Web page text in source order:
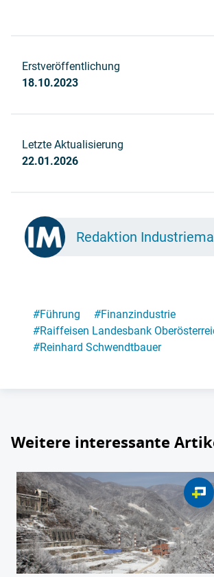
Erstveröffentlichung
18.10.2023
Letzte Aktualisierung
22.01.2026
Redaktion
#Führung #Finanzindustrie
#Raiffeisen Landesbank
#Reinhard Schwendtbauer
Weitere interessante